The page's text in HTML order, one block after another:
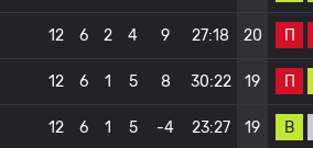
12 6 2 4 9 27:18 20 П
12 6 1 5 8 30:22 19 П
12 6 1 5 -4 23:27 19 В